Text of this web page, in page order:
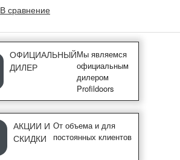
В сравнение
ОФИЦИАЛЬНЫЙ
ДИЛЕР
Мы являемся
официальным
дилером
Profildoors
АКЦИИ И
СКИДКИ
От объема и для
постоянных клиентов